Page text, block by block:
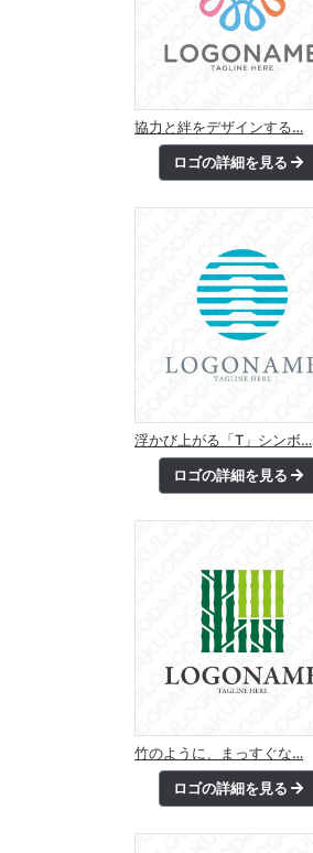
協力と絆をデザインする…
ロゴの詳細を見る
浮かび上がる「T」シンボ…
ロゴの詳細を見る
竹のように、まっすぐな…
ロゴの詳細を見る